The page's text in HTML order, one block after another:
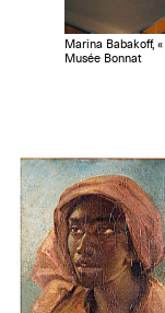
Marina Babakoff,
Musée Bonnat